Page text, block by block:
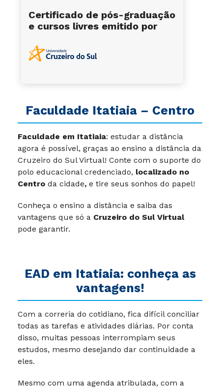
Faculdade Itatiaia – Centro
Faculdade em Itatiaia: estudar a distância
agora é possível, graças ao ensino a distância da
Cruzeiro do Sul Virtual! Conte com o suporte do
polo educacional credenciado, localizado no
Centro da cidade, e tire seus sonhos do papel!
Conheça o ensino a distância e saiba das
vantagens que só a Cruzeiro do Sul Virtual
pode garantir.
EAD em Itatiaia: conheça as
vantagens!
Com a correria do cotidiano, fica difícil conciliar
todas as tarefas e atividades diárias. Por conta
disso, muitas pessoas interrompiam seus
estudos, mesmo desejando dar continuidade a
eles.
Mesmo com uma agenda atribulada, com a
Certificado de pós-graduação
e cursos livres emitido por